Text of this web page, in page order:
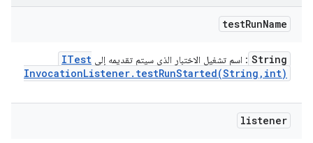
testRunName
String : اسم تشغيل الاختبار الذي سيتم تقديمه إلى ITest
InvocationListener. testRunStarted(String , int)
listener